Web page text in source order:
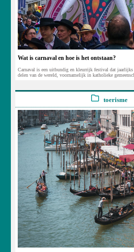
Wat is carnaval en hoe is het ontstaan?
Carnaval is een uitbundig en kleurrijk festival dat
delen van de wereld, voornamelijk in katholieke
toerisme